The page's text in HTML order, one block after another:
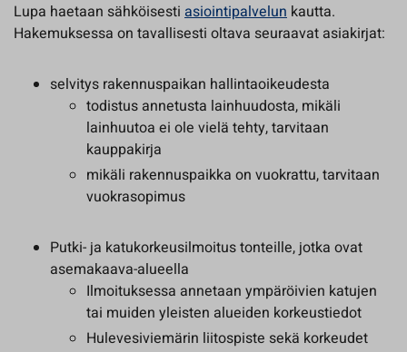
Lupa haetaan sähköisesti asiointipalvelun kautta.
Hakemuksessa on tavallisesti oltava seuraavat asiakirjat:
selvitys rakennuspaikan hallintaoikeudesta
todistus annetusta lainhuudosta, mikäli
lainhuutoa ei ole vielä tehty, tarvitaan
kauppakirja
mikäli rakennuspaikka on vuokrattu, tarvitaan
vuokrasopimus
Putki- ja katukorkeusilmoitus tonteille, jotka ovat
asemakaava-alueella
Ilmoituksessa annetaan ympäröivien katujen
tai muiden yleisten alueiden korkeustiedot
Hulevesiviemärin liitospiste sekä korkeudet